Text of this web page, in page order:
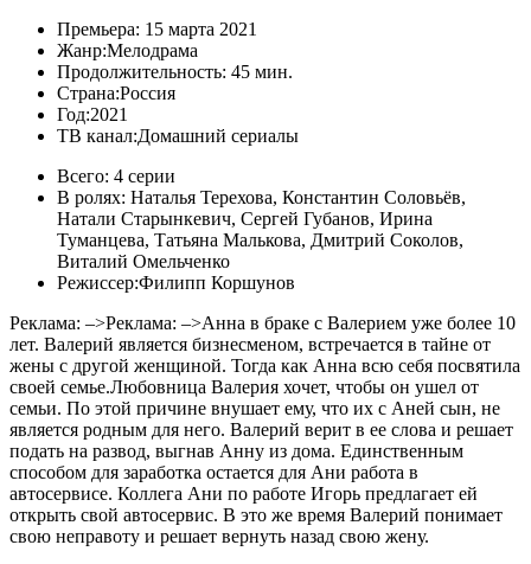
Премьера: 15 марта 2021
Жанр:Мелодрама
Продолжительность: 45 мин.
Страна:Россия
Год:2021
ТВ канал:Домашний сериалы
Всего: 4 серии
В ролях: Наталья Терехова, Константин Соловьёв,
Натали Старынкевич, Сергей Губанов, Ирина
Туманцева, Татьяна Малькова, Дмитрий Соколов,
Виталий Омельченко
Режиссер:Филипп Коршунов
Реклама: –>Реклама: –>Анна в браке с Валерием уже более 10
лет. Валерий является бизнесменом, встречается в тайне от
жены с другой женщиной. Тогда как Анна всю себя посвятила
своей семье.Любовница Валерия хочет, чтобы он ушел от
семьи. По этой причине внушает ему, что их с Аней сын, не
является родным для него. Валерий верит в ее слова и решает
подать на развод, выгнав Анну из дома. Единственным
способом для заработка остается для Ани работа в
автосервисе. Коллега Ани по работе Игорь предлагает ей
открыть свой автосервис. В это же время Валерий понимает
свою неправоту и решает вернуть назад свою жену.